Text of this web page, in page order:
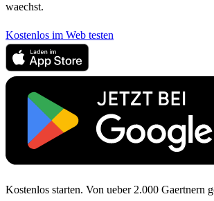
waechst.
Kostenlos im Web testen
Kostenlos starten. Von ueber 2.000 Gaertnern